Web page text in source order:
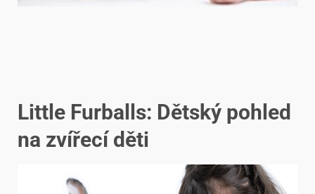
Little Furballs: Dětský pohled
na zvířecí děti